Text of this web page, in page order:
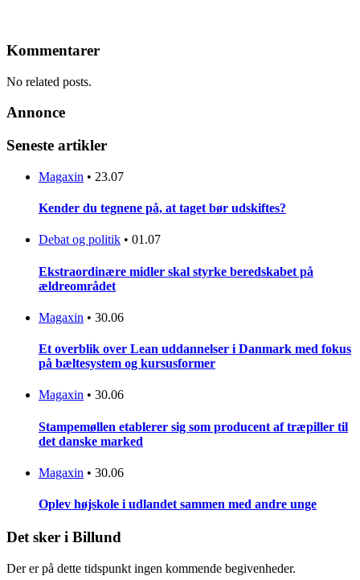
Kommentarer
No related posts.
Annonce
Seneste artikler
Magaxin • 23.07
Kender du tegnene på, at taget bør udskiftes?
Debat og politik • 01.07
Ekstraordinære midler skal styrke beredskabet på
ældreområdet
Magaxin • 30.06
Et overblik over Lean uddannelser i Danmark med fokus
på bæltesystem og kursusformer
Magaxin • 30.06
Stampemøllen etablerer sig som producent af træpiller til
det danske marked
Magaxin • 30.06
Oplev højskole i udlandet sammen med andre unge
Det sker i Billund
Der er på dette tidspunkt ingen kommende begivenheder.